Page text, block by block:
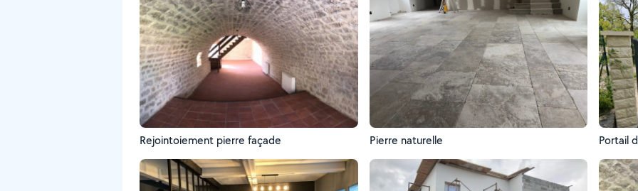
Rejointoiement pierre façade Pierre naturelle Portail